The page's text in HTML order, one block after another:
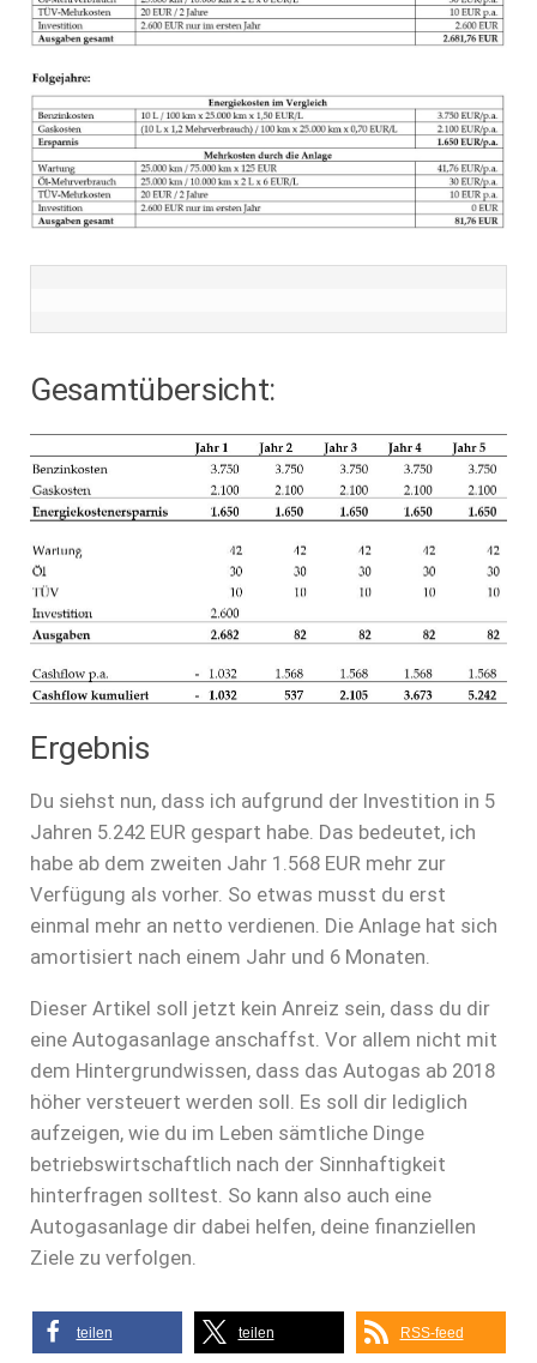
Gesamtübersicht:
Ergebnis
Du siehst nun, dass ich aufgrund der Investition in 5
Jahren 5.242 EUR gespart habe. Das bedeutet, ich
habe ab dem zweiten Jahr 1.568 EUR mehr zur
Verfügung als vorher. So etwas musst du erst
einmal mehr an netto verdienen. Die Anlage hat sich
amortisiert nach einem Jahr und 6 Monaten.
Dieser Artikel soll jetzt kein Anreiz sein, dass du dir
eine Autogasanlage anschaffst. Vor allem nicht mit
dem Hintergrundwissen, dass das Autogas ab 2018
höher versteuert werden soll. Es soll dir lediglich
aufzeigen, wie du im Leben sämtliche Dinge
betriebswirtschaftlich nach der Sinnhaftigkeit
hinterfragen solltest. So kann also auch eine
Autogasanlage dir dabei helfen, deine finanziellen
Ziele zu verfolgen.
teilen teilen RSS-feed